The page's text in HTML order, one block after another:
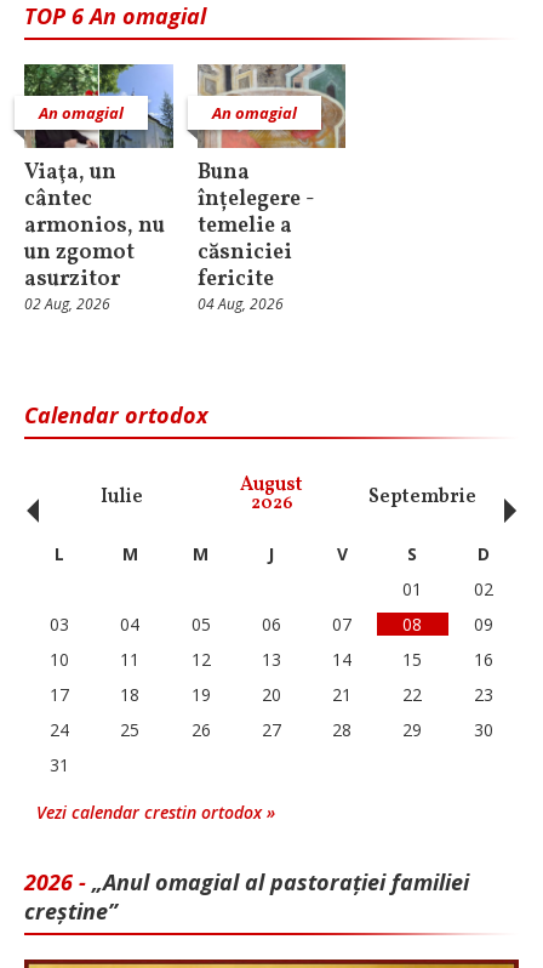
TOP 6 An omagial
An omagial
Viaţa, un
cântec
armonios, nu
un zgomot
asurzitor
02 Aug, 2026
An omagial
Buna
înțelegere -
temelie a
căsniciei
fericite
04 Aug, 2026
Calendar ortodox
Iulie August
2026 Septembrie
‹ L M M J V S
D
01
02
03
04 05 06 07 08
09
10
11 12 13 14 15
16
17
18 19 20 21 22
23
24
25 26 27 28 29
30
31
Vezi calendar crestin ortodox »
2026 - „Anul omagial al pastorației familiei
creștine”